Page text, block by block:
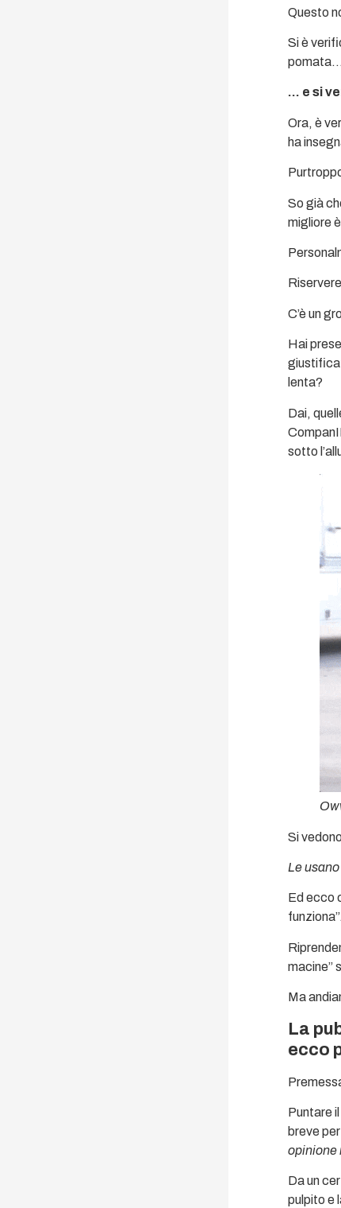
Questo
Si è
pomata…
… e si
Ora, è
ha
So già
migliore
C’è un
Hai
lenta?
Dai,
sotto
Si
Le
Ed ecco
funziona”.
macine”
Ma
La
ecco
Puntare
breve
opinione
Da un
pulpito e